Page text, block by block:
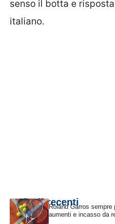
senso il botta e
italiano.
Articoli recentiRoland Garros sempre
aumenti e incasso da